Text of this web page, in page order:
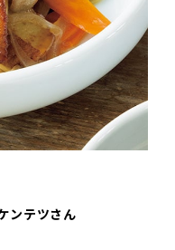
ンテツさん